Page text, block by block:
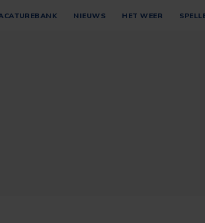
NIEUWS HET WEER